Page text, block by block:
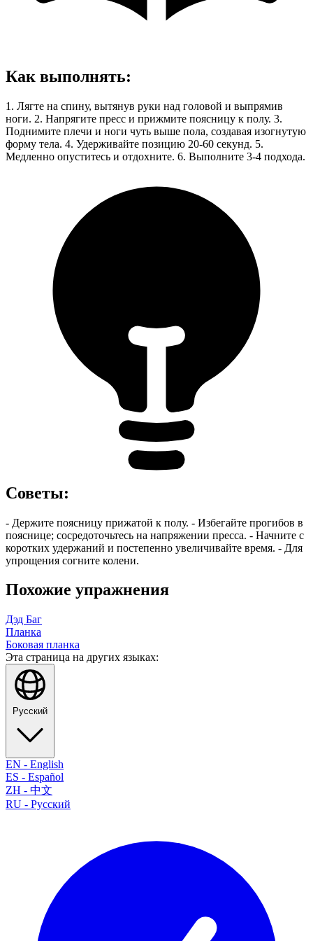
Как выполнять:
1. Лягте на спину, вытянув руки над головой и выпрямив
ноги. 2. Напрягите пресс и прижмите поясницу к полу. 3.
Поднимите плечи и ноги чуть выше пола, создавая изогнутую
форму тела. 4. Удерживайте позицию 20-60 секунд. 5.
Медленно опуститесь и отдохните. 6. Выполните 3-4 подхода.
Советы:
- Держите поясницу прижатой к полу. - Избегайте прогибов в
пояснице; сосредоточьтесь на напряжении пресса. - Начните с
коротких удержаний и постепенно увеличивайте время. - Для
упрощения согните колени.
Похожие упражнения
Дэд Баг
Планка
Боковая планка
Эта страница на других языках:
Русский
EN - English
ES - Español
ZH - 中文
RU - Русский